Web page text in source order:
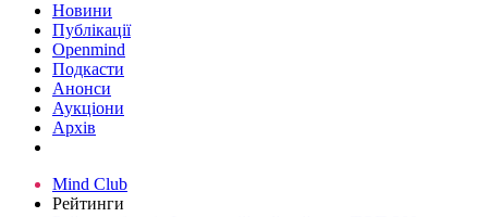
Новини
Публікації
Openmind
Подкасти
Анонси
Аукціони
Архів
Mind Club
Рейтинги